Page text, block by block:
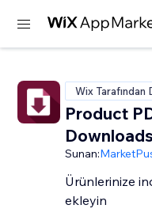
Wix Tarafından
Product
Downloads
Sunan:
Ürünlerinize
ekleyin